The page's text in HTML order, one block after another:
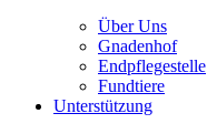
Über Uns
Gnadenhof
Endpflegestelle
Fundtiere
Unterstützung